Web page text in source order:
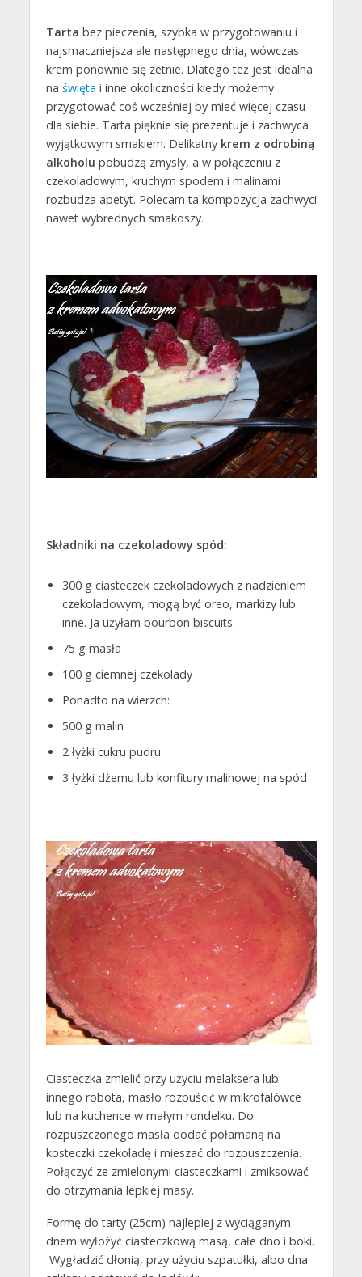
Tarta bez pieczenia, szybka w przygotowaniu i
najsmaczniejsza ale następnego dnia, wówczas
krem ponownie się zetnie. Dlatego też jest idealna
na święta i inne okoliczności kiedy możemy
przygotować coś wcześniej by mieć więcej czasu
dla siebie. Tarta pięknie się prezentuje i zachwyca
wyjątkowym smakiem. Delikatny krem z odrobiną
alkoholu pobudzą zmysły, a w połączeniu z
czekoladowym, kruchym spodem i malinami
rozbudza apetyt. Polecam ta kompozycja zachwyci
nawet wybrednych smakoszy.
Składniki na czekoladowy spód:
300 g ciasteczek czekoladowych z nadzieniem
czekoladowym, mogą być oreo, markizy lub
inne. Ja użyłam bourbon biscuits.
75 g masła
100 g ciemnej czekolady
Ponadto na wierzch:
500 g malin
2 łyżki cukru pudru
3 łyżki dżemu lub konfitury malinowej na spód
Ciasteczka zmielić przy użyciu melaksera lub
innego robota, masło rozpuścić w mikrofalówce
lub na kuchence w małym rondelku. Do
rozpuszczonego masła dodać połamaną na
kosteczki czekoladę i mieszać do rozpuszczenia.
Połączyć ze zmielonymi ciasteczkami i zmiksować
do otrzymania lepkiej masy.
Formę do tarty (25cm) najlepiej z wyciąganym
dnem wyłożyć ciasteczkową masą, całe dno i boki.
Wygładzić dłonią, przy użyciu szpatułki, albo dna